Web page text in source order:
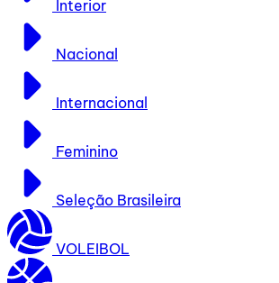
Interior
Nacional
Internacional
Feminino
Seleção Brasileira
VOLEIBOL